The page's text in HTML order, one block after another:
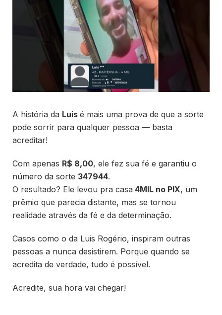
A história da Luis é mais uma prova de que a sorte
pode sorrir para qualquer pessoa — basta
acreditar!
Com apenas R$ 8,00, ele fez sua fé e garantiu o
número da sorte 347944.
O resultado? Ele levou pra casa 4MIL no PIX, um
prêmio que parecia distante, mas se tornou
realidade através da fé e da determinação.
Casos como o da Luis Rogério, inspiram outras
pessoas a nunca desistirem. Porque quando se
acredita de verdade, tudo é possível.
Acredite, sua hora vai chegar!